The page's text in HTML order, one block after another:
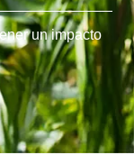
un impacto